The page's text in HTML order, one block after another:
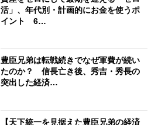
活」、年代別・計画的にお金を使うポ
イント 6…
豊臣兄弟は転戦続きでなぜ軍費が続い
たのか？ 信長亡き後、秀吉・秀長の
突出した経済…
【天下統一を見据えた豊臣兄弟の経済